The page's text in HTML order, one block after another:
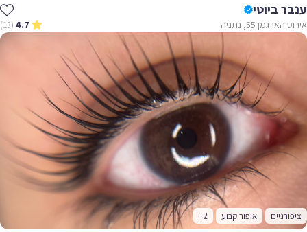
ענבר ביוטי
אירוס הארגמן 55, נתניה 4.7
(13)
ציפורניים איפור קבוע +2